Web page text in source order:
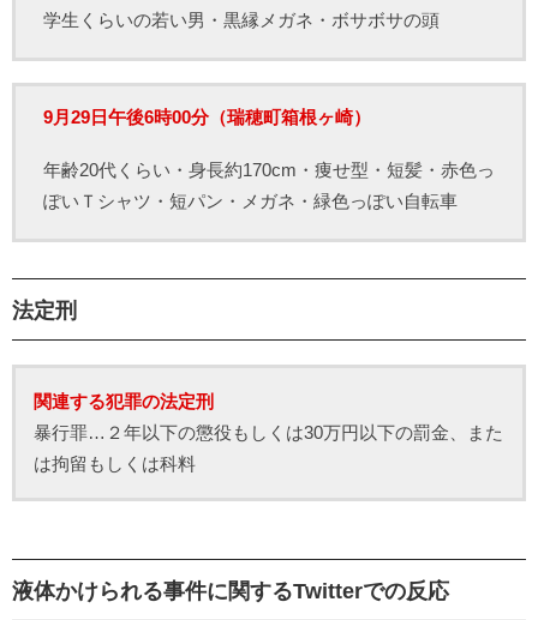
学生くらいの若い男・黒縁メガネ・ボサボサの頭
9月29日午後6時00分（瑞穂町箱根ヶ崎）
年齢20代くらい・身長約170cm・痩せ型・短髪・赤色っ
ぽいＴシャツ・短パン・メガネ・緑色っぽい自転車
法定刑
関連する犯罪の法定刑
暴行罪…２年以下の懲役もしくは30万円以下の罰金、また
は拘留もしくは科料
液体かけられる事件に関するTwitterでの反応